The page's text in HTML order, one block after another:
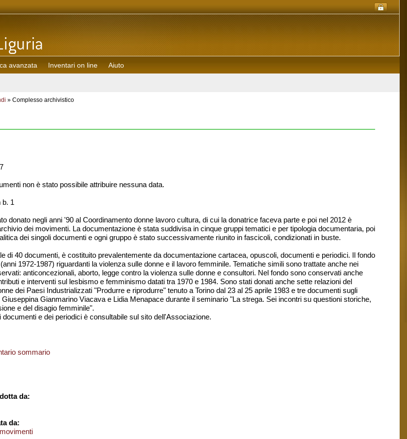
avanzata Inventari on line Aiuto
» Complesso archivistico
non è stato possibile attribuire nessuna data.
b. 1
donato negli anni '90 al Coordinamento donne lavoro cultura, di cui la donatrice faceva parte e poi nel 2012 è
dei movimenti. La documentazione è stata suddivisa in cinque gruppi tematici e per tipologia documentaria, poi
dei singoli documenti e ogni gruppo è stato successivamente riunito in fascicoli, condizionati in buste.
di 40 documenti, è costituito prevalentemente da documentazione cartacea, opuscoli, documenti e periodici. Il fondo
1972-1987) riguardanti la violenza sulle donne e il lavoro femminile. Tematiche simili sono trattate anche nei
anticoncezionali, aborto, legge contro la violenza sulle donne e consultori. Nel fondo sono conservati anche
e interventi sul lesbismo e femminismo datati tra 1970 e 1984. Sono stati donati anche sette relazioni del
dei Paesi Industrializzati "Produrre e riprodurre" tenuto a Torino dal 23 al 25 aprile 1983 e tre documenti sugli
Gianmarino Viacava e Lidia Menapace durante il seminario "La strega. Sei incontri su questioni storiche,
e del disagio femminile".
e dei periodici è consultabile sul sito dell'Associazione.
sommario
da:
da: